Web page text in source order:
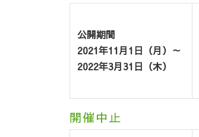
公開期間
2021年11月1日（月）～
2022年3月31日（木）
開催中止